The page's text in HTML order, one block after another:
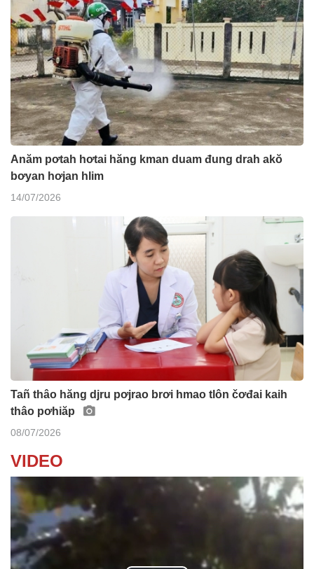
Anăm pơtah hơtai hăng kman duam đung drah akŏ
bơyan hơjan hlim
14/07/2026
Tañ thâo hăng djru pơjrao brơi hmao tlôn čơđai kaih
thâo pơhiăp
08/07/2026
VIDEO